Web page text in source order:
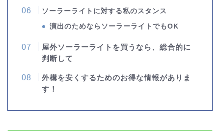
ソーラーライトに対する私のスタンス
演出のためならソーラーライトでもOK
屋外ソーラーライトを買うなら、総合的に
判断して
外構を安くするためのお得な情報がありま
す！